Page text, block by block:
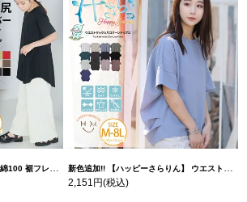
の通販ならハッピーマリリン 新色追加!! 【ハッピーさらりん】 ウエストタック入り スッキリ魅せ コクーントップス | 大きいサイズの通販ならハッピーマリリン
2,151円(税込)